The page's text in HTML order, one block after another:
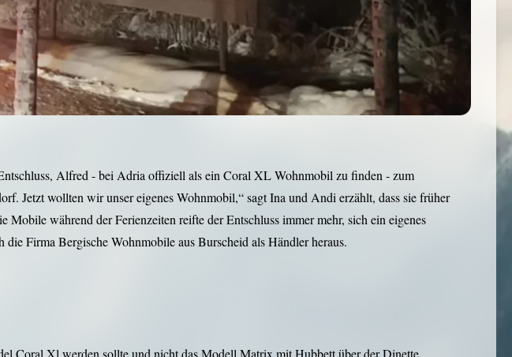
Alfred - bei Adria offiziell als ein Coral XL Wohnmobil zu finden - zum
Jetzt wollten wir unser eigenes Wohnmobil,“ sagt Ina und Andi erzählt, dass sie früher
während der Ferienzeiten reifte der Entschluss immer mehr, sich ein eigenes
Firma Bergische Wohnmobile aus Burscheid als Händler heraus.
Coral Xl werden sollte und nicht das Modell Matrix mit Hubbett über der Dinette.